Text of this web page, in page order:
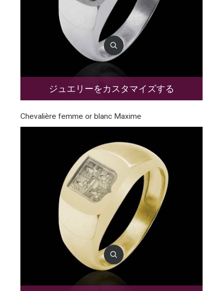
ジュエリーをカスタマイズする
Chevalière femme or blanc Maxime